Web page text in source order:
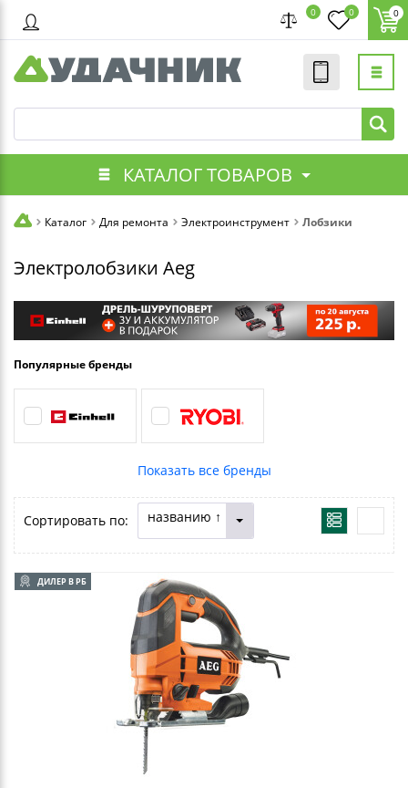
0 0 0
КАТАЛОГ ТОВАРОВ
Каталог Для ремонта Электроинструмент Лобзики
Электролобзики Aeg
Популярные бренды
Сортировать по: названию ↑
ДИЛЕР В РБ